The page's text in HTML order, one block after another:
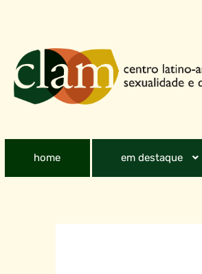
home em destaque